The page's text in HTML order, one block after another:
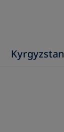
Kyrgyzstan